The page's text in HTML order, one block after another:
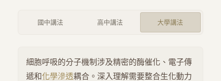
國中講法 高中講法 大學講法
細胞呼吸的分子機制涉及精密的酶催化、電子傳
遞和化學滲透耦合。深入理解需要整合生化動力